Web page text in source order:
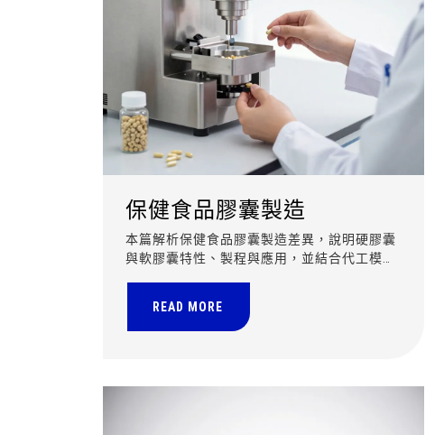
保健食品膠囊製造
本篇解析保健食品膠囊製造差異，說明硬膠囊
與軟膠囊特性、製程與應用，並結合代工模
READ MORE